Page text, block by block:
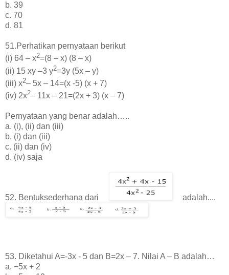
b. 39
c. 70
d. 81
51.Perhatikan pernyataan berikut
(i) 64 – x2=(8 – x) (8 – x)
(ii) 15 xy –3 y2=3y (5x – y)
(iii) x2– 5x – 14=(x -5) (x + 7)
(iv) 2x2– 11x – 21=(2x + 3) (x – 7)
Pernyataan yang benar adalah…..
a. (i), (ii) dan (iii)
b. (i) dan (iii)
c. (ii) dan (iv)
d. (iv) saja
52. Bentuksederhana dari adalah....
53. Diketahui A=-3x - 5 dan B=2x – 7. Nilai A – B adalah…
a. −5x + 2